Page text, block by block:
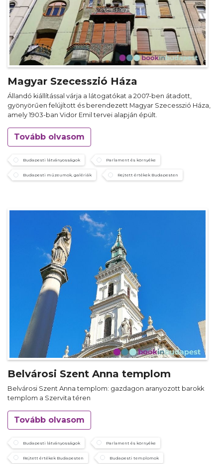
Magyar Szecesszió Háza
Állandó kiállítással várja a látogatókat a 2007-ben átadott,
gyönyörűen felújított és berendezett Magyar Szecesszió Háza,
amely 1903-ban Vidor Emil tervei alapján épült.
Tovább olvasom
Budapesti látványosságok Parlament és környéke
Budapesti múzeumok, galériák Rejtett értékek Budapesten
Belvárosi Szent Anna templom
Belvárosi Szent Anna templom: gazdagon aranyozott barokk
templom a Szervita téren
Tovább olvasom
Budapesti látványosságok Parlament és környéke
Rejtett értékek Budapesten Budapesti templomok